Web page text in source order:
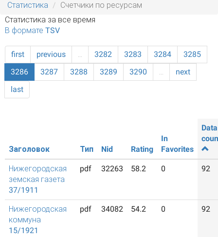
Статистика
Счетчики по ресурсам
Статистика за все время
В формате TSV
first previous … 3282 3283 3284
3285
3286
3287 3288 3289 3290 …
next
last
Заголовок Тип Nid Rating
In
Favorites
Data
Нижегородская
земская газета
37/1911
pdf 32263 58.2 0 92
Нижегородская
коммуна
15/1921
pdf 34082 54.2 0 92